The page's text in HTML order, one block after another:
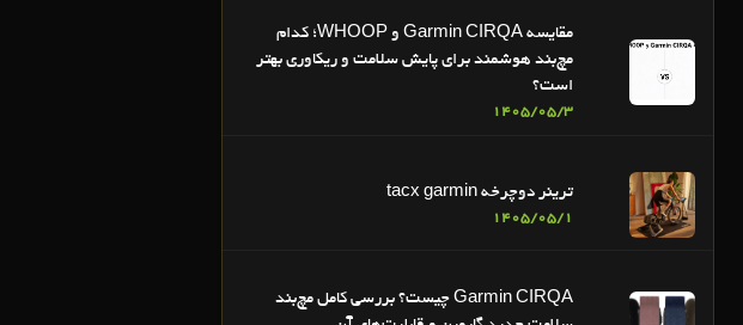
مقایسه Garmin CIRQA و WHOOP؛ کدام
مچ‌بند هوشمند برای پایش سلامت و ریکاوری بهتر
است؟
1405/05/3
ترینر دوچرخه tacx garmin
1405/05/1
Garmin CIRQA چیست؟ بررسی کامل مچ‌بند